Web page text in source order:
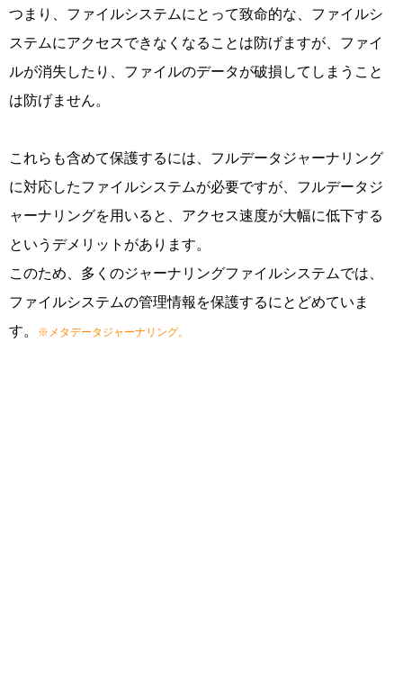
つまり、ファイルシステムにとって致命的な、ファイルシ
ステムにアクセスできなくなることは防げますが、ファイ
ルが消失したり、ファイルのデータが破損してしまうこと
は防げません。
これらも含めて保護するには、フルデータジャーナリング
に対応したファイルシステムが必要ですが、フルデータジ
ャーナリングを用いると、アクセス速度が大幅に低下する
というデメリットがあります。
このため、多くのジャーナリングファイルシステムでは、
ファイルシステムの管理情報を保護するにとどめていま
す。
※メタデータジャーナリング。